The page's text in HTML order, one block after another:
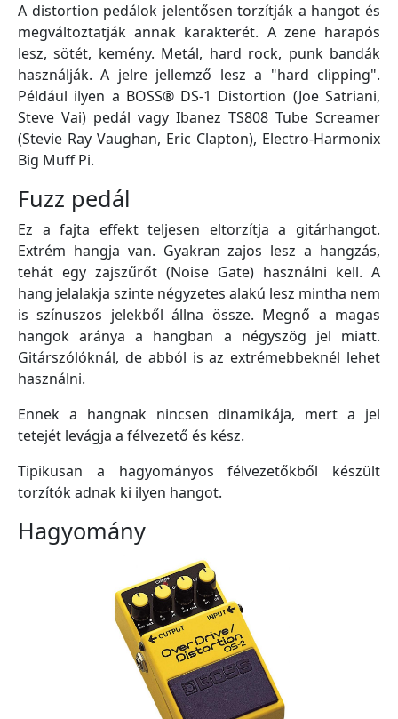
A distortion pedálok jelentősen torzítják a hangot és
megváltoztatják annak karakterét. A zene harapós
lesz, sötét, kemény. Metál, hard rock, punk bandák
használják. A jelre jellemző lesz a "hard clipping".
Például ilyen a BOSS® DS-1 Distortion (Joe Satriani,
Steve Vai) pedál vagy Ibanez TS808 Tube Screamer
(Stevie Ray Vaughan, Eric Clapton), Electro-Harmonix
Big Muff Pi.
Fuzz pedál
Ez a fajta effekt teljesen eltorzítja a gitárhangot.
Extrém hangja van. Gyakran zajos lesz a hangzás,
tehát egy zajszűrőt (Noise Gate) használni kell. A
hang jelalakja szinte négyzetes alakú lesz mintha nem
is színuszos jelekből állna össze. Megnő a magas
hangok aránya a hangban a négyszög jel miatt.
Gitárszólóknál, de abból is az extrémebbeknél lehet
használni.
Ennek a hangnak nincsen dinamikája, mert a jel
tetejét levágja a félvezető és kész.
Tipikusan a hagyományos félvezetőkből készült
torzítók adnak ki ilyen hangot.
Hagyomány